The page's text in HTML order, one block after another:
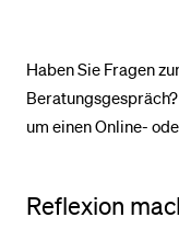
Haben Sie Fragen
um einen Online-
Reflexion